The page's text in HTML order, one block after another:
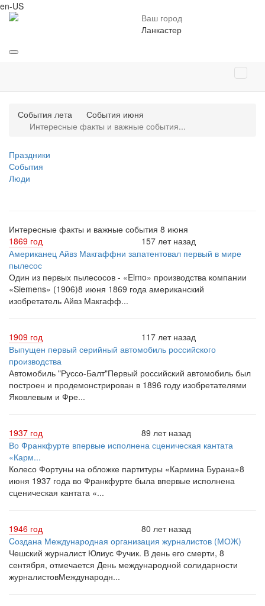
en-US
Ваш город
Ланкастер
События лета
События июня
Интересные факты и важные события...
Праздники
События
Люди
Интересные факты и важные события 8 июня
1869 год
157 лет назад
Американец Айвз Макгаффни запатентовал первый в мире
пылесос
Один из первых пылесосов - «Elmo» производства компании
«Siemens» (1906)8 июня 1869 года американский
изобретатель Айвз Макгафф...
1909 год
117 лет назад
Выпущен первый серийный автомобиль российского
производства
Автомобиль "Руссо-Балт"Первый российский автомобиль был
построен и продемонстрирован в 1896 году изобретателями
Яковлевым и Фре...
1937 год
89 лет назад
Во Франкфурте впервые исполнена сценическая кантата
«Карм...
Колесо Фортуны на обложке партитуры «Кармина Бурана»8
июня 1937 года во Франкфурте была впервые исполнена
сценическая кантата «...
1946 год
80 лет назад
Cоздана Международная организация журналистов (МОЖ)
Чешский журналист Юлиус Фучик. В день его смерти, 8
сентября, отмечается День международной солидарности
журналистовМеждународн...